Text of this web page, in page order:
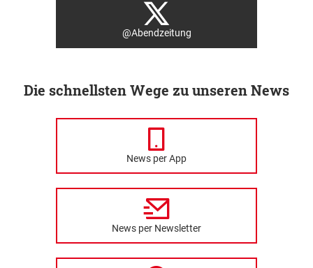
@Abendzeitung
Die schnellsten Wege zu unseren News
News per App
News per Newsletter